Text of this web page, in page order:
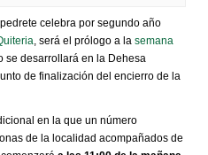
celebra por segundo año
, será el prólogo a la semana
se desarrollará en la Dehesa
de finalización del encierro de la
en la que un número
de la localidad acompañados de